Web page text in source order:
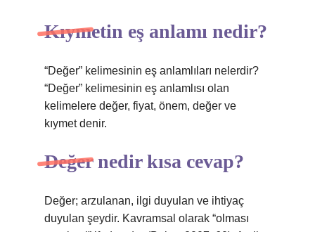
Kıymetin eş anlamı nedir?
“Değer” kelimesinin eş anlamlıları nelerdir?
“Değer” kelimesinin eş anlamlısı olan
kelimelere değer, fiyat, önem, değer ve
kıymet denir.
Değer nedir kısa cevap?
Değer; arzulanan, ilgi duyulan ve ihtiyaç
duyulan şeydir. Kavramsal olarak “olması